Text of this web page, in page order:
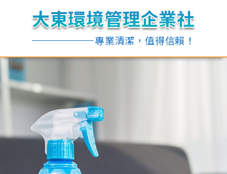
大東環境管理企業社
大東環境管理企業社
專業清潔，值得信賴！
大東環境管理企業社
大東環境管理企業社
專業清潔，值得信賴！